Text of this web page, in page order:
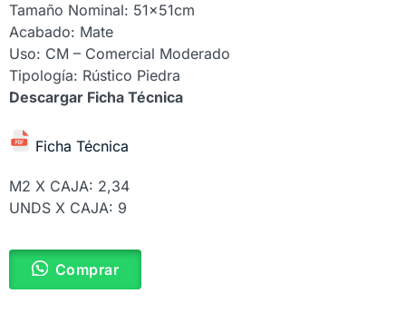
Tamaño Nominal: 51x51cm
Acabado: Mate
Uso: CM – Comercial Moderado
Tipología: Rústico Piedra
Descargar Ficha Técnica
Ficha Técnica
M2 X CAJA: 2,34
UNDS X CAJA: 9
Comprar